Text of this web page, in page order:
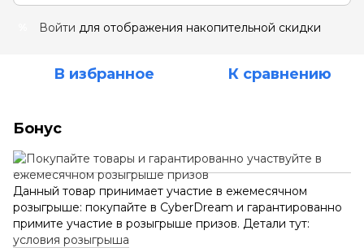
Войти для отображения накопительной скидки
В избранное К сравнению
Бонус
Данный товар принимает участие в ежемесячном
розыгрыше: покупайте в CyberDream и гарантированно
примите участие в розыгрыше призов. Детали тут:
условия розыгрыша